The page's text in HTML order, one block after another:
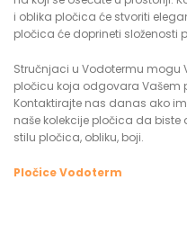
i oblika pločica će stvoriti
pločica će doprineti složenosti
Stručnjaci u Vodotermu mogu
pločicu koja odgovara Vašem
Kontaktirajte nas danas ako
naše kolekcije pločica da
stilu pločica, obliku, boji.
Pločice Vodoterm